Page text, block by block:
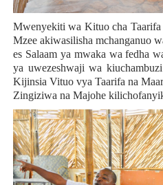
Mwenyekiti wa Kituo cha
Mzee akiwasilisha mchanganuo
es Salaam ya mwaka wa fedha
ya uwezeshwaji wa
Kijinsia Vituo vya Taarifa na
Zingiziwa na Majohe